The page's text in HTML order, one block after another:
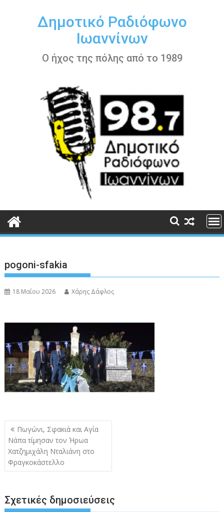
περιεχόμενοΔημοτικό Ραδιόφωνο
Ιωαννίνων
Ο ήχος της πόλης από το 1989
pogoni-sfakia
18 Μαΐου 2026 Χάρης Δάφλος
Πλοήγηση
άρθρων
Πωγώνι, Σφακιά και Αγία
Νάπα τίμησαν τον Ήρωα
Χατζημιχάλη Νταλιάνη στο
Φραγκοκάστελλο
Σχετικές δημοσιεύσεις